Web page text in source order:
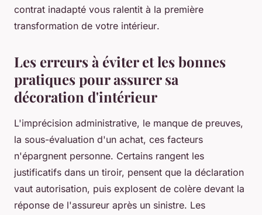
contrat inadapté vous ralentit à la première
transformation de votre intérieur.
Les erreurs à éviter et les bonnes
pratiques pour assurer sa
décoration d'intérieur
L'imprécision administrative, le manque de preuves,
la sous-évaluation d'un achat, ces facteurs
n'épargnent personne. Certains rangent les
justificatifs dans un tiroir, pensent que la déclaration
vaut autorisation, puis explosent de colère devant la
réponse de l'assureur après un sinistre. Les